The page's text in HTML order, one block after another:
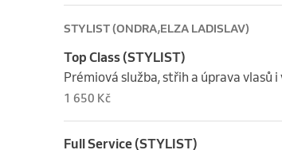
STYLIST (ONDRA,ELZA LADISLAV)
Top Class (STYLIST)
Prémiová služba, střih a úprava vlasů
1 650 Kč
Full Service (STYLIST)